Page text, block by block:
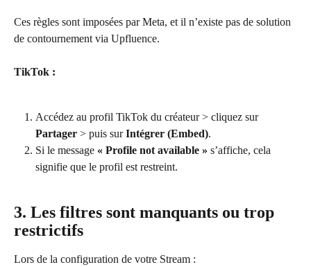
Ces règles sont imposées par Meta, et il n’existe pas de solution
de contournement via Upfluence.
TikTok :
Accédez au profil TikTok du créateur > cliquez sur
Partager > puis sur Intégrer (Embed).
Si le message « Profile not available » s’affiche, cela
signifie que le profil est restreint.
3. Les filtres sont manquants ou trop
restrictifs
Lors de la configuration de votre Stream :